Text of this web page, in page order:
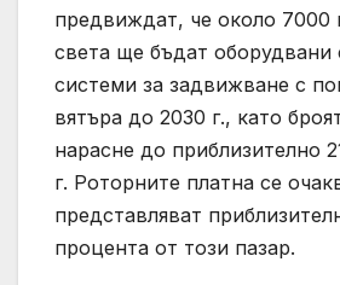
предвиждат, че около 7000
света ще бъдат оборудвани
системи за задвижване с
вятъра до 2030 г., като
нарасне до приблизително
г. Роторните платна се
представляват
процента от този пазар.